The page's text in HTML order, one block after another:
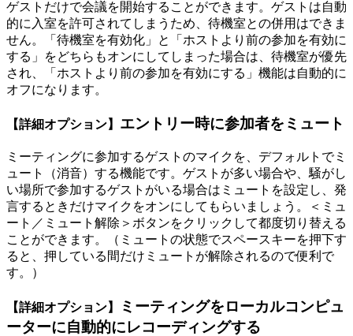
ゲストだけで会議を開始することができます。ゲストは自動
的に入室を許可されてしまうため、待機室との併用はできま
せん。「待機室を有効化」と「ホストより前の参加を有効に
する」をどちらもオンにしてしまった場合は、待機室が優先
され、「ホストより前の参加を有効にする」機能は自動的に
オフになります。
【詳細オプション】 エントリー時に参加者をミュート
ミーティングに参加するゲストのマイクを、デフォルトでミ
ュート（消音）する機能です。ゲストが多い場合や、騒がし
い場所で参加するゲストがいる場合はミュートを設定し、発
言するときだけマイクをオンにしてもらいましょう。＜ミュ
ート／ミュート解除＞ボタンをクリックして都度切り替える
ことができます。（ミュートの状態でスペースキーを押下す
ると、押している間だけミュートが解除されるので便利で
す。）
【詳細オプション】
ミーティングをローカルコンピュ
ーターに自動的にレコーディングする